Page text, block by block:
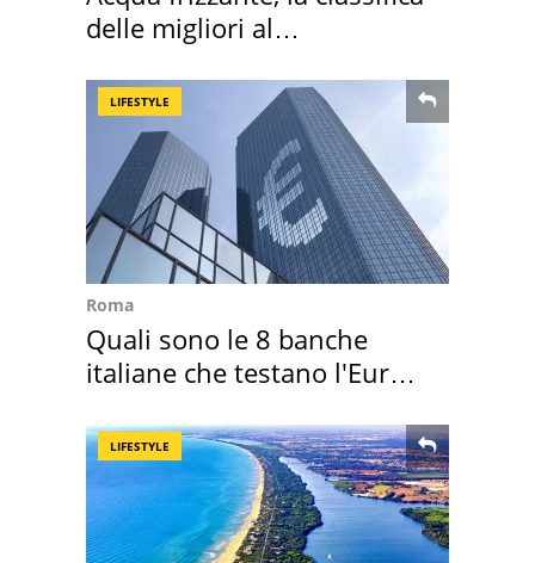
delle migliori al
LIFESTYLE
Roma
Quali sono le 8 banche
italiane che testano l'Euro
LIFESTYLE